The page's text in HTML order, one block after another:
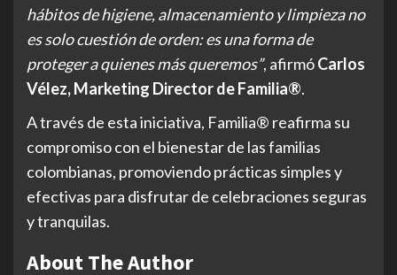
hábitos de higiene, almacenamiento y limpieza no
es solo cuestión de orden: es una forma de
proteger a quienes más queremos”, afirmóCarlos
Vélez, Marketing Director de Familia®.
A través de esta iniciativa, Familia® reafirma su
compromiso con el bienestar de las familias
colombianas, promoviendo prácticas simples y
efectivas para disfrutar de celebraciones seguras
y tranquilas.
About The Author